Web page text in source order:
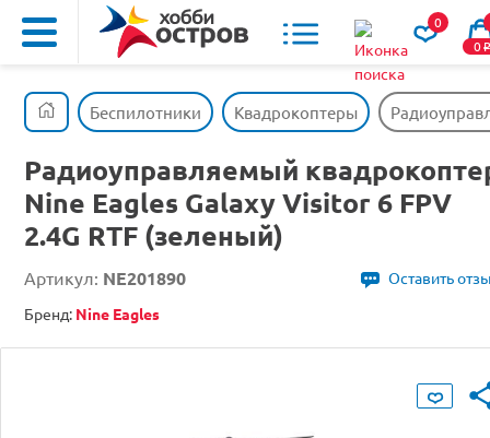
0
0o
Беспилотники Квадрокоптеры
Радиоуправляемый
Nine Eagles Galaxy Visitor 6 FPV
2.4G RTF (зеленый)
Артикул: NE201890
Оставить
Бренд: Nine Eagles